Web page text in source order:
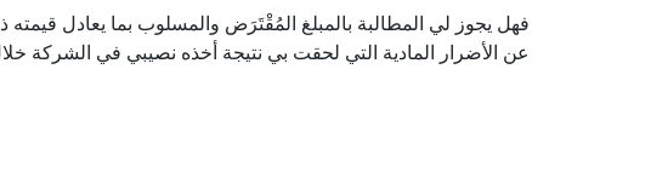
فهل يجوز لي المطالبة بالمبلغ المُقْتَرَض والمسلوب بما يعادل قيمته
عن الأضرار المادية التي لحقت بي نتيجة أخذه نصيبي في الشركة